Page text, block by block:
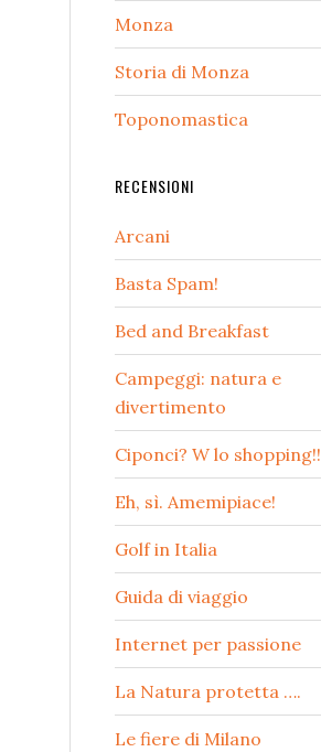
Monza
Storia di Monza
Toponomastica
RECENSIONI
Arcani
Basta Spam!
Bed and Breakfast
Campeggi: natura e
divertimento
Ciponci? W lo shopping!!
Eh, sì. Amemipiace!
Golf in Italia
Guida di viaggio
Internet per passione
La Natura protetta ….
Le fiere di Milano